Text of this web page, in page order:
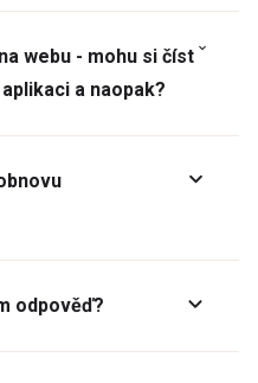
webu - mohu si číst
a naopak?
odpověď?